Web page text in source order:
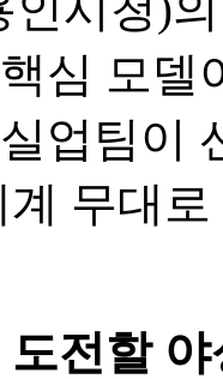
심 모델
업팀이
무대
전할 야